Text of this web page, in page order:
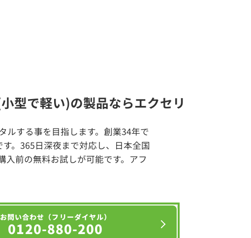
型で軽い)の製品ならエクセリ
ルする事を目指します。創業34年で
。365日深夜まで対応し、日本全国
前の無料お試しが可能です。アフ
お問い合わせ（フリーダイヤル）
0120-880-200